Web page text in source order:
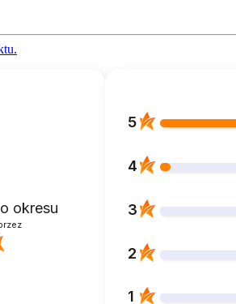
okresu
5
4
3
2
1